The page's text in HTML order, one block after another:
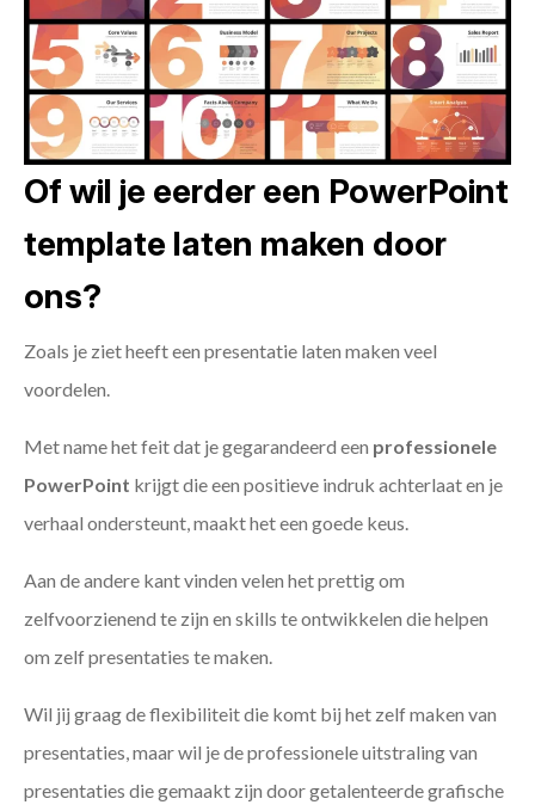
Of wil je eerder een PowerPoint
template laten maken door
ons?
Zoals je ziet heeft een presentatie laten maken veel
voordelen.
Met name het feit dat je gegarandeerd een professionele
PowerPoint krijgt die een positieve indruk achterlaat en je
verhaal ondersteunt, maakt het een goede keus.
Aan de andere kant vinden velen het prettig om
zelfvoorzienend te zijn en skills te ontwikkelen die helpen
om zelf presentaties te maken.
Wil jij graag de flexibiliteit die komt bij het zelf maken van
presentaties, maar wil je de professionele uitstraling van
presentaties die gemaakt zijn door getalenteerde grafische